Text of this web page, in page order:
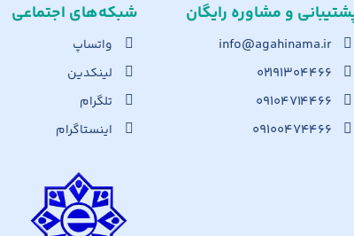
شبکه‌های اجت​ماعی
واتساپ
لینکدین
تلگرام
اینستاگرام
و مشاوره رایگان
info@agahinama.ir
۰۲۱۹۱۳۰۴۴۶۶
۰۹۱۰۴۷۱۴۴۶۶
۰۹۱۰۰۴۷۴۴۶۶